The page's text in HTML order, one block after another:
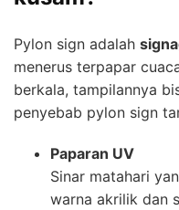
Pylon sign adalah
menerus terpapar
berkala, tampilannya
penyebab pylon sign
Paparan UV
Sinar matahari
warna akrilik dan